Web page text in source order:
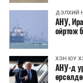
Оюутны дотуур
2026 оны 9
дотуур
Сургууль,
зохицуулалт
ДЭЛХИЙ
АНУ,
ойртож
ХЭН ЮУ
АНУ-д